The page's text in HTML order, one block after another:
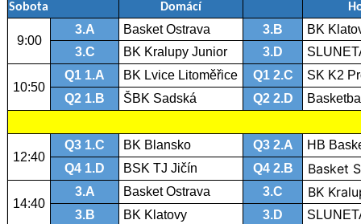
Sobota Domácí
9:00
3.A Basket Ostrava 3.B
BK
3.C
BK Kralupy Junior 3.D
10:50
Q1 1.A BK Lvice Litoměřice Q1 2.C
SK K2
Q2 1.B
ŠBK Sadská Q2 2.D
12:40
Q3 1.C BK Blansko Q3 2.A
HB
Q4 1.D
BSK TJ Jičín Q4 2.B Basket
14:40
3.A Basket Ostrava 3.C BK
3.B BK Klatovy 3.D